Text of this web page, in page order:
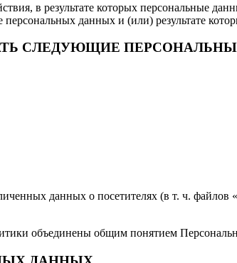
в результате которых персональные
данных и (или) результате
СЛЕДУЮЩИЕ
данных о посетителях (в т. ч.
объединены общим понятием